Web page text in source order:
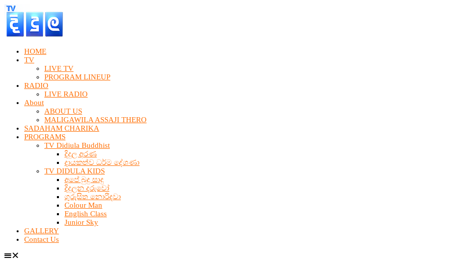
HOME
TV
LIVE TV
PROGRAM LINEUP
RADIO
LIVE RADIO
About
ABOUT US
MALIGAWILA ASSAJI THERO
SADAHAM CHARIKA
PROGRAMS
TV Didiula Buddhist
දිදුල අරණ
දායකත්ව ධර්ම දේශණා
TV DIDULA KIDS
අපේ බුදු සාදු
දිදුලන දරුවෝ
ගුරුසිත නොරිදවා
Colour Man
English Class
Junior Sky
GALLERY
Contact Us